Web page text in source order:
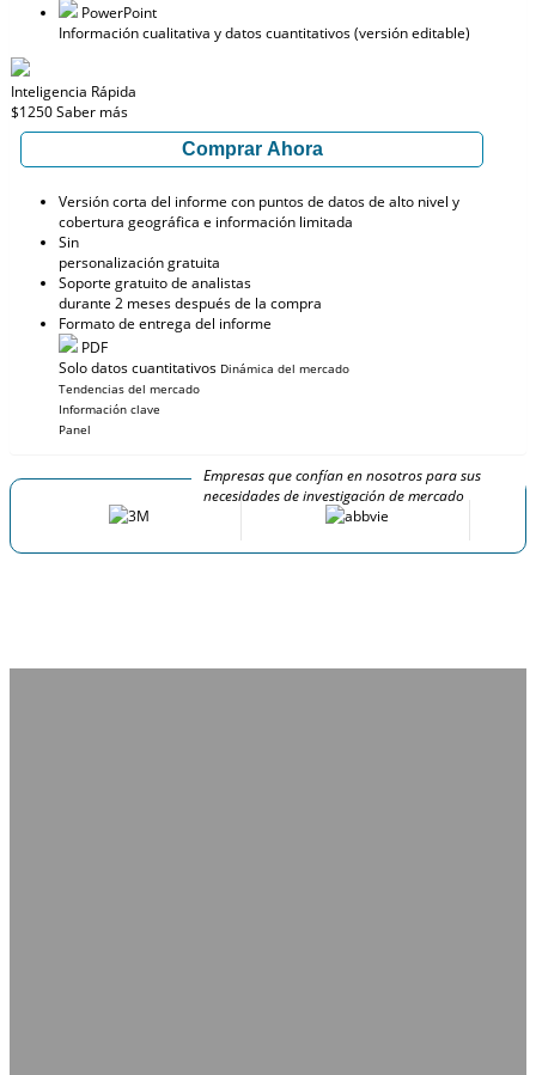
PowerPoint
Información cualitativa y datos cuantitativos (versión editable)
Inteligencia Rápida
$1250Saber más
Comprar Ahora
Versión corta del informe con puntos de datos de alto nivel y
cobertura geográfica e información limitada
Sin
personalización gratuita
Soporte gratuito de analistas
durante 2 meses después de la compra
Formato de entrega del informe
PDF
Solo datos cuantitativos Dinámica del mercado
Tendencias del mercado
Información clave
Panel
Empresas que confían en nosotros para sus
necesidades de investigación de mercado